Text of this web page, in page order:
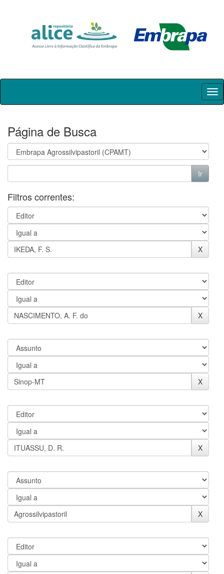
Skip
Página de Busca
Filtros correntes: